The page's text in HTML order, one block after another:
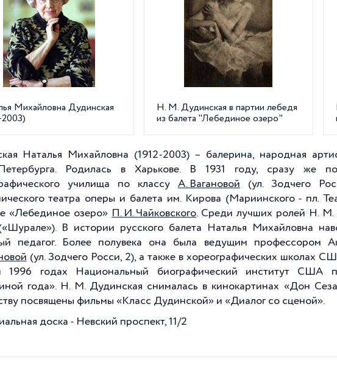
Михайловна Дудинская
2003)
Н. М. Дудинская в партии лебедя
из балета "Лебединое озеро"
Наталья Михайловна (1912-2003) – балерина, народная
Родилась в Харькове. В 1931 году, сразу же
училища по классу А. Вагановой (ул. Зодчего
театра оперы и балета им. Кирова (Мариинского - пл.
«Лебединое озеро» П. И. Чайковского. Среди лучших ролей Н. М.
В истории русского балета Наталья Михайловна
педагог. Более полувека она была ведущим профессором
(ул. Зодчего Росси, 2), а также в хореографических школах
1996 годах Национальный биографический институт США
года». Н. М. Дудинская снималась в кинокартинах «Дон
посвящены фильмы «Класс Дудинской» и «Диалог со сценой».
доска - Невский проспект, 11/2